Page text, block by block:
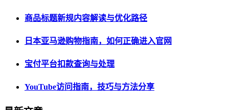
商品标题新规内容解读与优化路径
日本亚马逊购物指南，如何正确进入官网
宝付平台扣款查询与处理
YouTube访问指南，技巧与方法分享